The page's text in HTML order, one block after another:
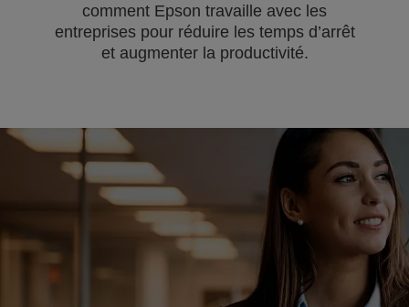
comment Epson travaille avec les
entreprises pour réduire les temps d’arrêt
et augmenter la productivité.